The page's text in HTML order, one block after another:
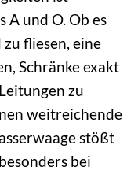
A und O. Ob es
fliesen, eine
Schränke exakt
zu
weitreichende
stößt
bei